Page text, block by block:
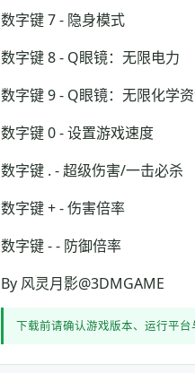
数字键 7 - 隐身模式
数字键 8 - Q眼镜：无限电力
数字键 9 - Q眼镜：无限化学
数字键 0 - 设置游戏速度
数字键 . - 超级伤害/一击必杀
数字键 + - 伤害倍率
数字键 - - 防御倍率
By 风灵月影@3DMGAME
下载前请确认游戏版本、运行平